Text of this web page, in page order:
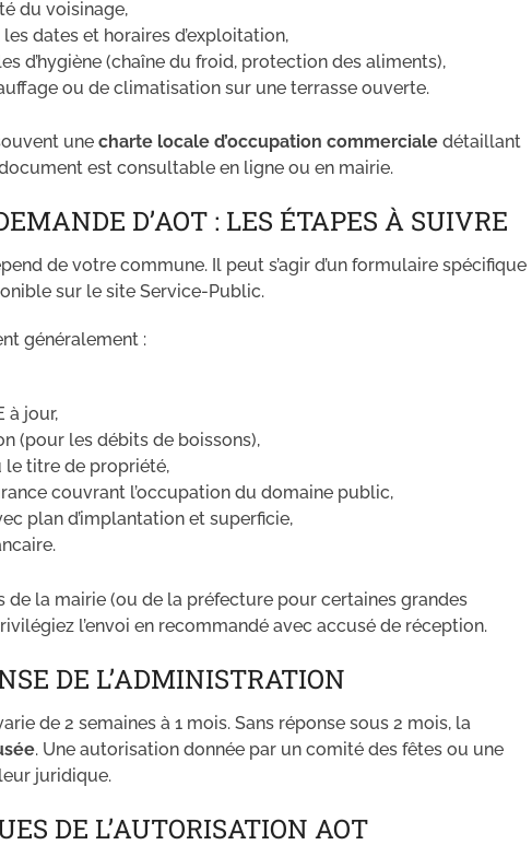
du voisinage,
dates et horaires d’exploitation,
d’hygiène (chaîne du froid, protection des aliments),
ou de climatisation sur une terrasse ouverte.
une charte locale d’occupation commerciale détaillant
est consultable en ligne ou en mairie.
D’AOT : LES ÉTAPES À SUIVRE
de votre commune. Il peut s’agir d’un formulaire spécifique
sur le site Service-Public.
généralement :
à jour,
(pour les débits de boissons),
titre de propriété,
couvrant l’occupation du domaine public,
plan d’implantation et superficie,
de la mairie (ou de la préfecture pour certaines grandes
l’envoi en recommandé avec accusé de réception.
DE L’ADMINISTRATION
de 2 semaines à 1 mois. Sans réponse sous 2 mois, la
. Une autorisation donnée par un comité des fêtes ou une
juridique.
DE L’AUTORISATION AOT